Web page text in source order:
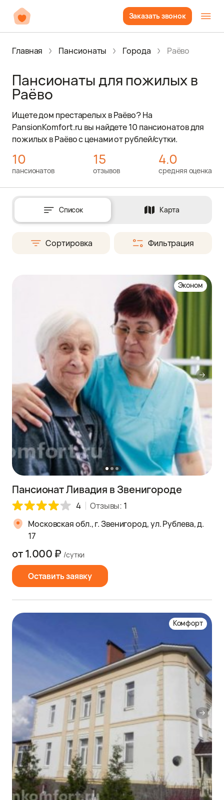
Заказать звонок
Главная Пансионаты Города Раёво
Пансионаты для пожилых в
Раёво
Ищете дом престарелых в Раёво? На
PansionKomfort.ru вы найдете 10 пансионатов для
пожилых в Раёво с ценами от рублей/сутки.
10
пансионатов
15
отзывов
4.0
средняя оценка
Сортировка Фильтрация
Список Карта
Эконом
Пансионат Ливадия в Звенигороде
4 Отзывы: 1
Московская обл., г. Звенигород, ул. Рублева, д.
17
Оставить заявку
от 1.000 ₽ /сутки
Комфорт